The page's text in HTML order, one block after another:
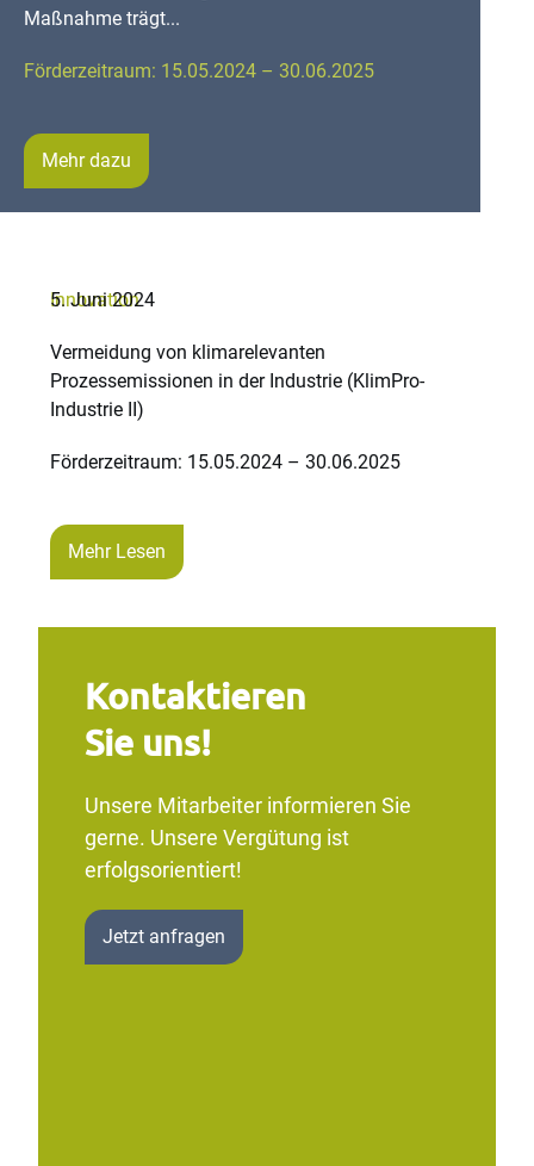
Maßnahme trägt...
Förderzeitraum: 15.05.2024 – 30.06.2025
Mehr dazu
Innovation
5. Juni 2024
Vermeidung von klimarelevanten
Prozessemissionen in der Industrie (KlimPro-
Industrie II)
Förderzeitraum: 15.05.2024 – 30.06.2025
Mehr Lesen
Kontaktieren
Sie uns!
Unsere Mitarbeiter informieren Sie
gerne. Unsere Vergütung ist
erfolgsorientiert!
Jetzt anfragen